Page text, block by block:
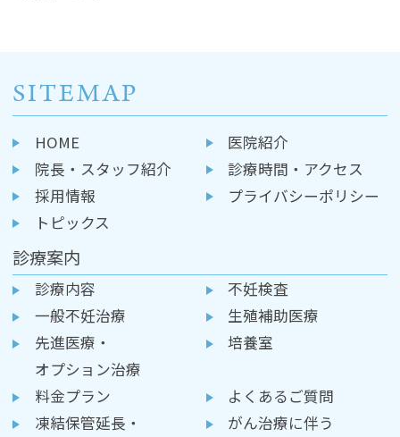
SITEMAP
HOME
医院紹介
院長・スタッフ紹介
診療時間・アクセス
採用情報
プライバシーポリシー
トピックス
診療案内
診療内容
不妊検査
一般不妊治療
生殖補助医療
先進医療・
オプション治療
培養室
料金プラン
よくあるご質問
凍結保管延長・
がん治療に伴う